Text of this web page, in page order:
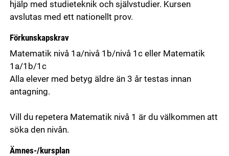
hjälp med studieteknik och självstudier. Kursen
avslutas med ett nationellt prov.
Förkunskapskrav
Matematik nivå 1a/nivå 1b/nivå 1c eller Matematik
1a/1b/1c
Alla elever med betyg äldre än 3 år testas innan
antagning.
Vill du repetera Matematik nivå 1 är du välkommen att
söka den nivån.
Ämnes-/kursplan